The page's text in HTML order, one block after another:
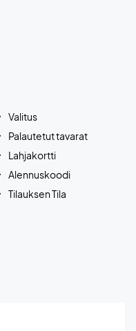
Valitus
Palautetut tavarat
Lahjakortti
Alennuskoodi
Tilauksen Tila